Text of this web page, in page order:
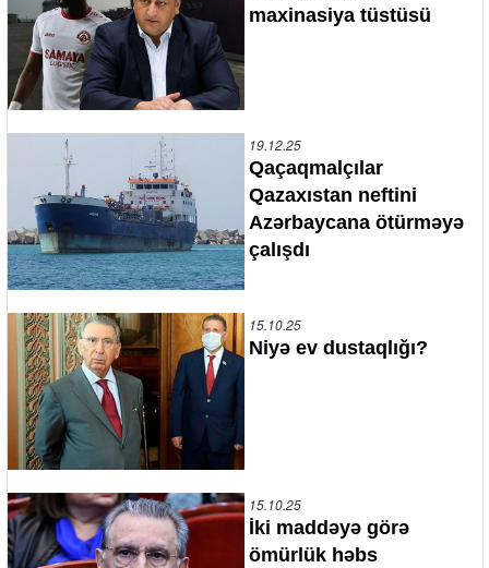
maxinasiya tüstüsü
19.12.25
Qaçaqmalçılar
Qazaxıstan neftini
Azərbaycana ötürməyə
çalışdı
15.10.25
Niyə ev dustaqlığı?
15.10.25
İki maddəyə görə
ömürlük həbs